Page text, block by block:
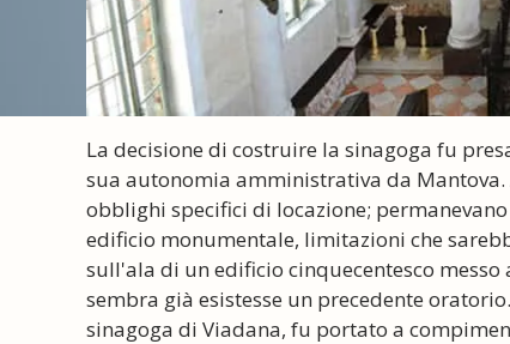
La decisione di costruire la sinagoga fu
sua autonomia amministrativa da
obblighi specifici di locazione;
edificio monumentale, limitazioni che
sull'ala di un edificio cinquecentesco
sembra già esistesse un precedente
sinagoga di Viadana, fu portato a